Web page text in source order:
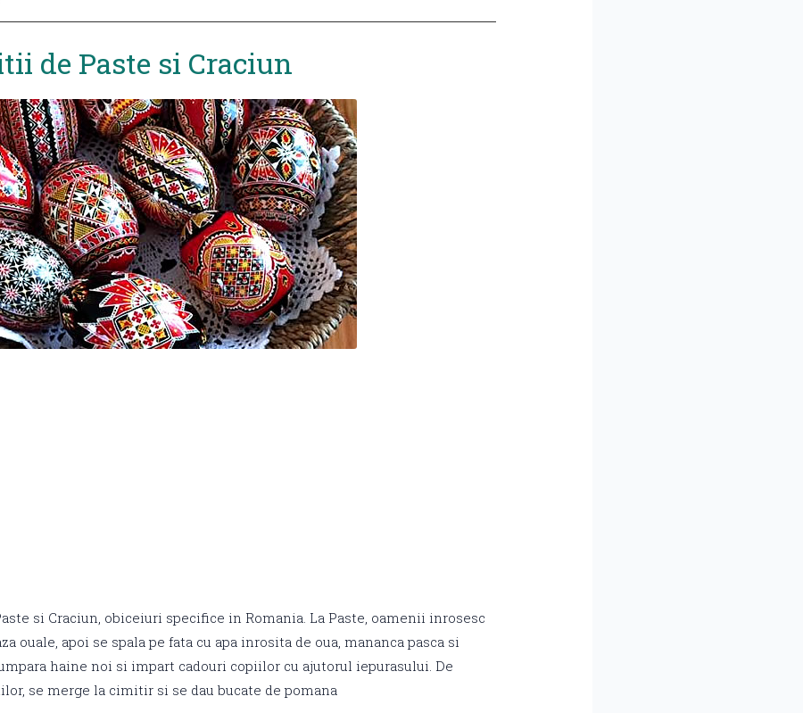
de Paste si Craciun
si Craciun, obiceiuri specifice in Romania. La Paste, oamenii inrosesc
ouale, apoi se spala pe fata cu apa inrosita de oua, mananca pasca si
haine noi si impart cadouri copiilor cu ajutorul iepurasului. De
se merge la cimitir si se dau bucate de pomana